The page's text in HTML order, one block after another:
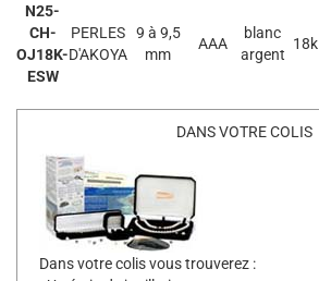
N25-
CH-
OJ18K-
ESW
PERLES
D'AKOYA
9 à 9,5
mm
AAA
blanc
argent
18k
DANS VOTRE COLIS
Dans votre colis vous trouverez :